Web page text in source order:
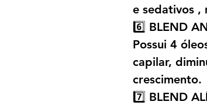
e sedativos ,
6️⃣ BLEND
Possui 4
capilar,
crescimento.
7️⃣ BLEND